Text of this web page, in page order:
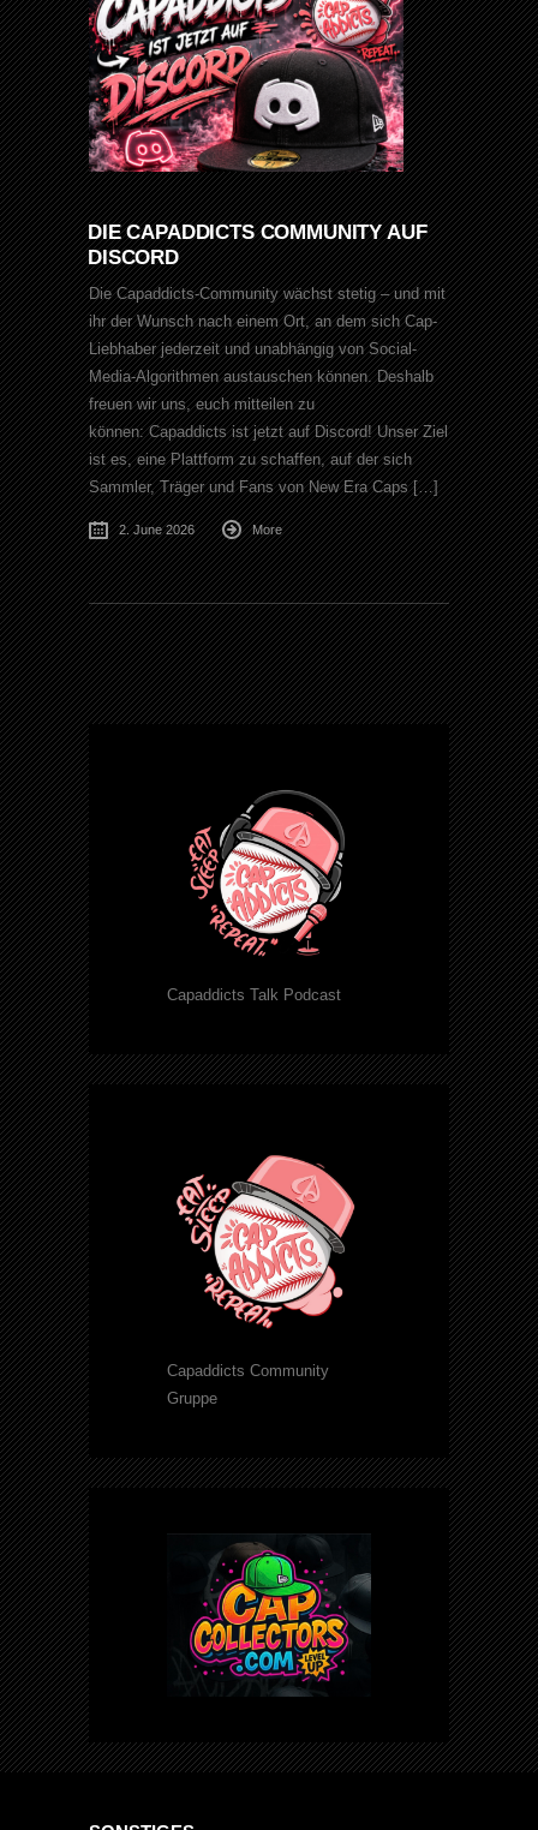
DIE CAPADDICTS COMMUNITY AUF
DISCORD
Die Capaddicts-Community wächst stetig – und mit
ihr der Wunsch nach einem Ort, an dem sich Cap-
Liebhaber jederzeit und unabhängig von Social-
Media-Algorithmen austauschen können. Deshalb
freuen wir uns, euch mitteilen zu
können: Capaddicts ist jetzt auf Discord! Unser Ziel
ist es, eine Plattform zu schaffen, auf der sich
Sammler, Träger und Fans von New Era Caps […]
2. June 2026 More
Capaddicts Talk Podcast
Capaddicts Community
Gruppe